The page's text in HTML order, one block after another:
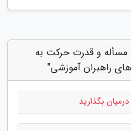
مسأله و قدرت حرکت به
راهبران آموزشی"
بگذارید